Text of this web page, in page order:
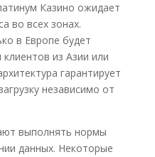
Казино ожидает
во всех зонах.
в Европе будет
из Азии или
гарантирует
независимо от
выполнять нормы
данных. Некоторые